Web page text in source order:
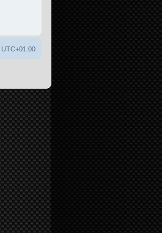
UTC+01:00